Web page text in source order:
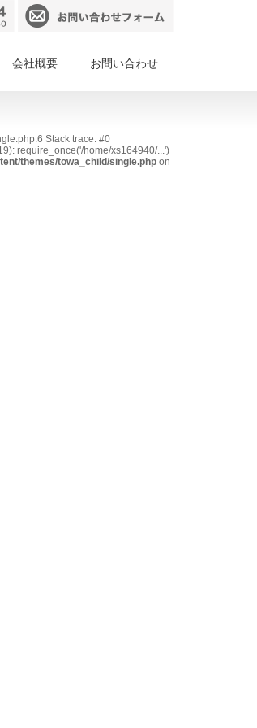
会社概要 お問い合わせ
Stack trace: #0
require_once('/home/xs164940/...')
themes/towa_child/single.php on